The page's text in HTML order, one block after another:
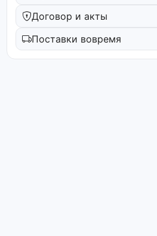
Договор и акты
Поставки вовремя